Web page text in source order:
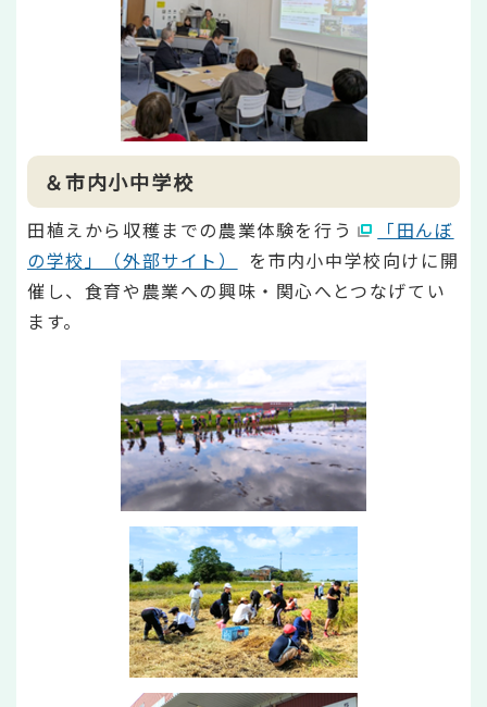
＆市内小中学校
田植えから収穫までの農業体験を行う
「田んぼ
の学校」（外部サイト）
を市内小中学校向けに開
催し、食育や農業への興味・関心へとつなげてい
ます。